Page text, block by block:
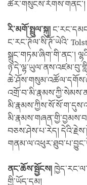
ཚོར་གསུངས་རོགས་གནང་།
རི་མགོ་སྤྲུལ་སྐུ།
ང་རང་ཊོལ་སི་ཊོ་ཡེའི་
སྒྲུང་གཏམ་ཞིག་གི་ནང་།
བཅས་ཤེས་པ་རེད།
ནང་ཆོས་སྦྱོངས།
གྱི་ཡོད་དམ།